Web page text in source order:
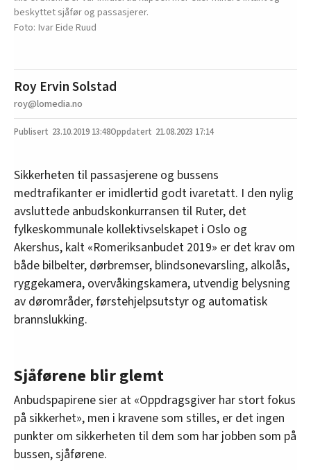
beskyttet sjåfør og passasjerer.
Ivar Eide Ruud
Roy Ervin Solstad
roy@lomedia.no
23.10.2019 13:48 21.08.2023 17:14
Sikkerheten til passasjerene og bussens
medtrafikanter er imidlertid godt ivaretatt. I den nylig
avsluttede anbudskonkurransen til Ruter, det
fylkeskommunale kollektivselskapet i Oslo og
Akershus, kalt «Romeriksanbudet 2019» er det krav om
både bilbelter, dørbremser, blindsonevarsling, alkolås,
ryggekamera, overvåkingskamera, utvendig belysning
av dørområder, førstehjelpsutstyr og automatisk
brannslukking.
Sjåførene blir glemt
Anbudspapirene sier at «Oppdragsgiver har stort fokus
på sikkerhet», men i kravene som stilles, er det ingen
punkter om sikkerheten til dem som har jobben som på
bussen, sjåførene.